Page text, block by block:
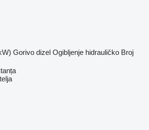
Gorivo dizel Ogibljenje hidrauličko Broj